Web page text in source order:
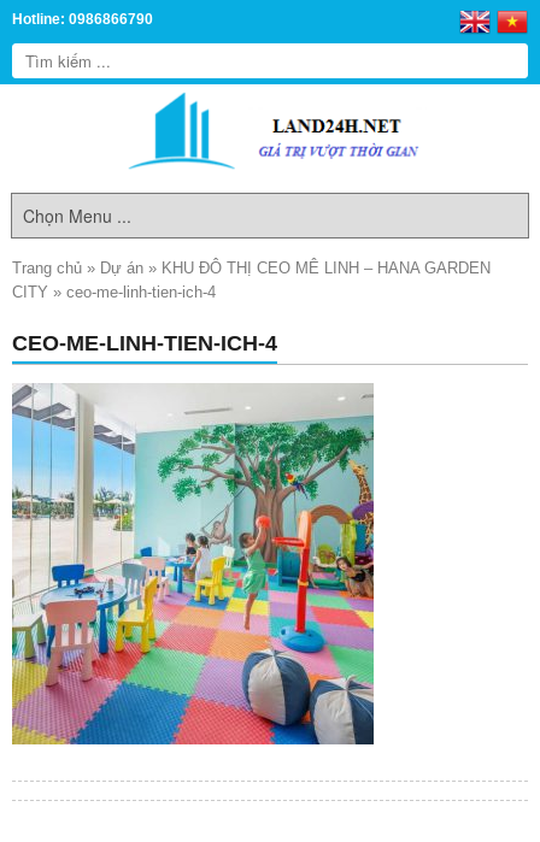
Hotline: 0986866790
Trang chủ » Dự án » KHU ĐÔ THỊ CEO MÊ LINH – HANA GARDEN
CITY » ceo-me-linh-tien-ich-4
CEO-ME-LINH-TIEN-ICH-4